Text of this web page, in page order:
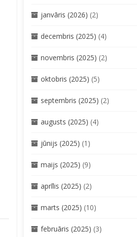
janvāris (2026) (2)
decembris (2025) (4)
novembris (2025) (2)
oktobris (2025) (5)
septembris (2025) (2)
augusts (2025) (4)
jūnijs (2025) (1)
maijs (2025) (9)
aprīlis (2025) (2)
marts (2025) (10)
februāris (2025) (3)